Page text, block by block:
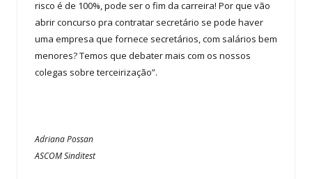
risco é de 100%, pode ser o fim da carreira! Por que vão
abrir concurso pra contratar secretário se pode haver
uma empresa que fornece secretários, com salários bem
menores? Temos que debater mais com os nossos
colegas sobre terceirização”.
Adriana Possan
ASCOM Sinditest